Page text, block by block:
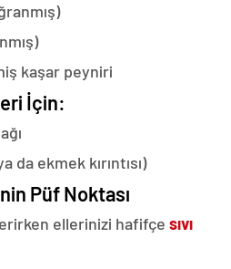
kaşar peyniri
İçin:
da ekmek kırıntısı)
Püf Noktası
ellerinizi hafifçe sıvı